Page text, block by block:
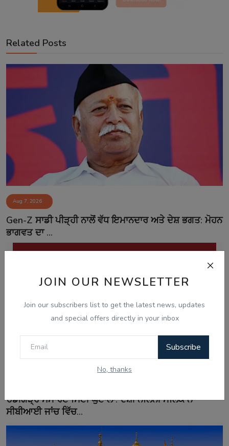
JOIN OUR NEWSLETTER
Join our subscribers list to get the latest news, updates
and special offers directly in your inbox
Subscribe
No, thanks
Related Posts
Aug 7, 2026
Gen-Z ਸਾਡੀ ਪੀੜ੍ਹੀ ਨਾਲੋਂ ਵੱਧ ਇਮਾਨਦਾਰ ਅਤੇ ਦੇਸ਼ ਭਗਤ: ਮੋਹਨ
ਭਾਗਵਤ ਦਾ ...
ਚੰਡੀਗੜ੍ਹ ਸਮਾਰਟ ਸਿਟੀ ਘੁਟਾਲਾ: ਦੋਸ਼ੀ ਨਲਿਨੀ ਮਲਿਕ ਨੇ
ਸੀਬੀਆਈ ਜਾਂਚ ਵਿੱਚ...